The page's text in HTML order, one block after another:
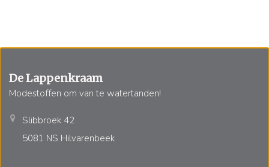
De Lappenkraam
Modestoffen om van te watertanden!
Slibbroek 42
5081 NS Hilvarenbeek